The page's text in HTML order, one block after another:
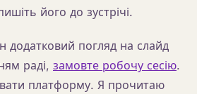
його до зустрічі.
додатковий погляд на слайд
раді, замовте робочу сесію.
платформу. Я прочитаю